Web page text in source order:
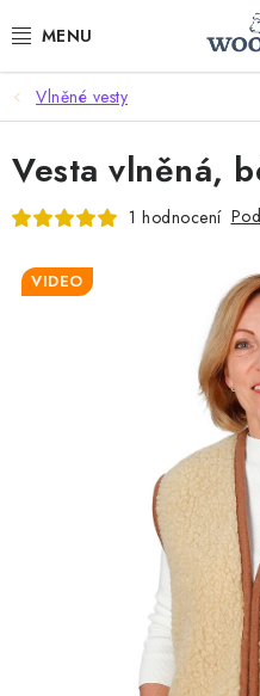
na
AKCE %
DÁRKOVÉ POUKAZY
OBLEČENÍ
OBUV
FAQ
Vlněné vesty
Vesta vlněná,
1 hodnocení
VIDEO